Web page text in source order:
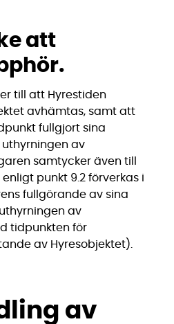
att
till att Hyrestiden
avhämtas, samt att
fullgjort sina
av
samtycker även till
punkt 9.2 förverkas i
fullgörande av sina
av
tidpunkten för
av Hyresobjektet).
av